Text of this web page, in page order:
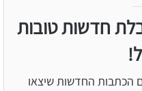
חדשות טובות
הכתבות החדשות שיצאו